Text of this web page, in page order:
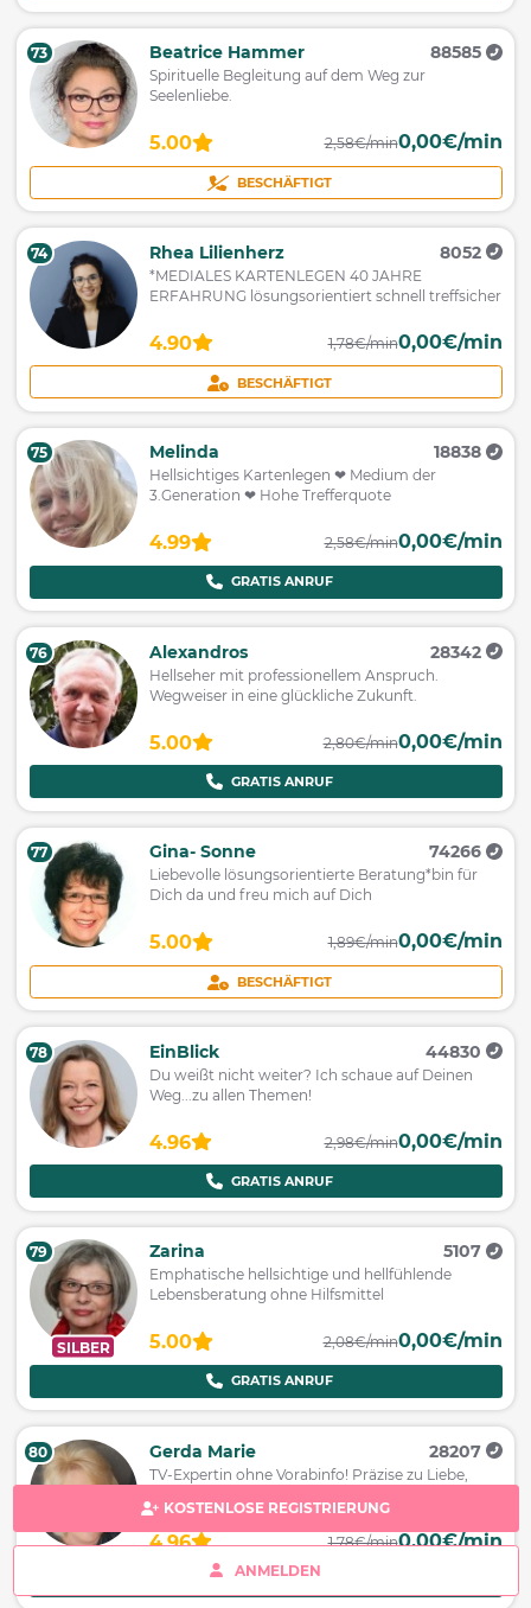
KOSTENLOSE REGISTRIERUNG
ANMELDEN
73 Beatrice Hammer 88585
Spirituelle Begleitung auf dem Weg zur
Seelenliebe.
5.00 2,58€/min0,00€/min
BESCHÄFTIGT
74 Rhea Lilienherz 8052
*MEDIALES KARTENLEGEN 40 JAHRE
ERFAHRUNG lösungsorientiert schnell treffsicher
4.90 1,78€/min0,00€/min
BESCHÄFTIGT
75 Melinda 18838
Hellsichtiges Kartenlegen ❤ Medium der
3.Generation ❤ Hohe Trefferquote
4.99 2,58€/min0,00€/min
GRATIS ANRUF
76 Alexandros 28342
Hellseher mit professionellem Anspruch.
Wegweiser in eine glückliche Zukunft.
5.00 2,80€/min0,00€/min
GRATIS ANRUF
77 Gina- Sonne 74266
Liebevolle lösungsorientierte Beratung*bin für
Dich da und freu mich auf Dich
5.00 1,89€/min0,00€/min
BESCHÄFTIGT
78 EinBlick 44830
Du weißt nicht weiter? Ich schaue auf Deinen
Weg...zu allen Themen!
4.96 2,98€/min0,00€/min
GRATIS ANRUF
SILBER
79 Zarina 5107
Emphatische hellsichtige und hellfühlende
Lebensberatung ohne Hilfsmittel
5.00 2,08€/min0,00€/min
GRATIS ANRUF
80 Gerda Marie 28207
TV-Expertin ohne Vorabinfo! Präzise zu Liebe,
4.96 1,78€/min0,00€/min
GRATIS ANRUF